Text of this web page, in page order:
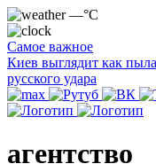
—°C
Самое важное
Киев выглядит как
русского удара
агентство